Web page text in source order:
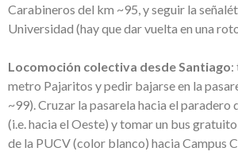
Carabineros del km ~95, y seguir la
Universidad (hay que dar vuelta en una
Locomoción colectiva desde Santiago:
metro Pajaritos y pedir bajarse en la
~99). Cruzar la pasarela hacia el paradero
(i.e. hacia el Oeste) y tomar un bus
de la PUCV (color blanco) hacia Campus